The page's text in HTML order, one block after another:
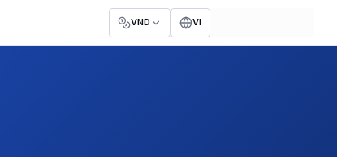
VND VI